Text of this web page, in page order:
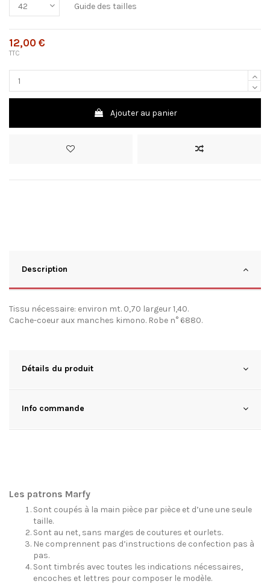
Guide des tailles
12,00 €
TTC
Ajouter au panier
Description
Tissu nécessaire: environ mt. 0,70 largeur 1,40.
Cache-coeur aux manches kimono. Robe n° 6880.
Détails du produit
Info commande
Les patrons Marfy
Sont coupés à la main pièce par pièce et d’une une seule
taille.
Sont au net, sans marges de coutures et ourlets.
Ne comprennent pas d’instructions de confection pas à
pas.
Sont timbrés avec toutes les indications nécessaires,
encoches et lettres pour composer le modèle.